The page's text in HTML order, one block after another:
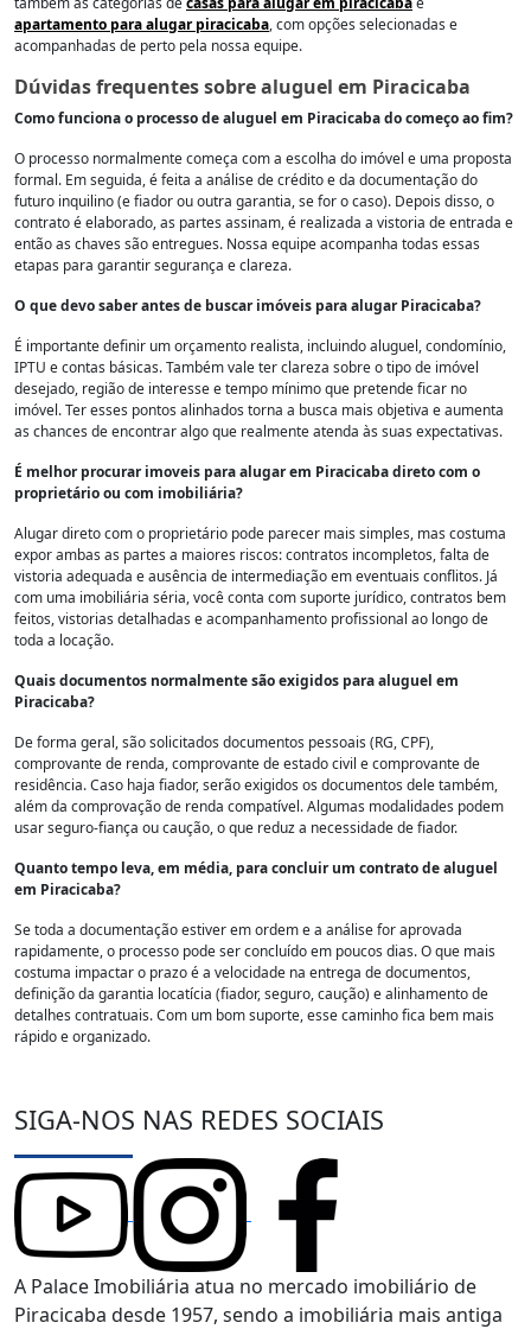
apartamento para alugar piracicaba, com opções selecionadas e
acompanhadas de perto pela nossa equipe.
Dúvidas frequentes sobre aluguel em Piracicaba
Como funciona o processo de aluguel em Piracicaba do começo ao fim?
O processo normalmente começa com a escolha do imóvel e uma proposta
formal. Em seguida, é feita a análise de crédito e da documentação do
futuro inquilino (e fiador ou outra garantia, se for o caso). Depois disso, o
contrato é elaborado, as partes assinam, é realizada a vistoria de entrada e
então as chaves são entregues. Nossa equipe acompanha todas essas
etapas para garantir segurança e clareza.
O que devo saber antes de buscar imóveis para alugar Piracicaba?
É importante definir um orçamento realista, incluindo aluguel, condomínio,
IPTU e contas básicas. Também vale ter clareza sobre o tipo de imóvel
desejado, região de interesse e tempo mínimo que pretende ficar no
imóvel. Ter esses pontos alinhados torna a busca mais objetiva e aumenta
as chances de encontrar algo que realmente atenda às suas expectativas.
É melhor procurar imoveis para alugar em Piracicaba direto com o
proprietário ou com imobiliária?
Alugar direto com o proprietário pode parecer mais simples, mas costuma
expor ambas as partes a maiores riscos: contratos incompletos, falta de
vistoria adequada e ausência de intermediação em eventuais conflitos. Já
com uma imobiliária séria, você conta com suporte jurídico, contratos bem
feitos, vistorias detalhadas e acompanhamento profissional ao longo de
toda a locação.
Quais documentos normalmente são exigidos para aluguel em
Piracicaba?
De forma geral, são solicitados documentos pessoais (RG, CPF),
comprovante de renda, comprovante de estado civil e comprovante de
residência. Caso haja fiador, serão exigidos os documentos dele também,
além da comprovação de renda compatível. Algumas modalidades podem
usar seguro-fiança ou caução, o que reduz a necessidade de fiador.
Quanto tempo leva, em média, para concluir um contrato de aluguel
em Piracicaba?
Se toda a documentação estiver em ordem e a análise for aprovada
rapidamente, o processo pode ser concluído em poucos dias. O que mais
costuma impactar o prazo é a velocidade na entrega de documentos,
definição da garantia locatícia (fiador, seguro, caução) e alinhamento de
detalhes contratuais. Com um bom suporte, esse caminho fica bem mais
rápido e organizado.
SIGA-NOS NAS REDES SOCIAIS
A Palace Imobiliária atua no mercado imobiliário de
Piracicaba desde 1957, sendo a imobiliária mais antiga